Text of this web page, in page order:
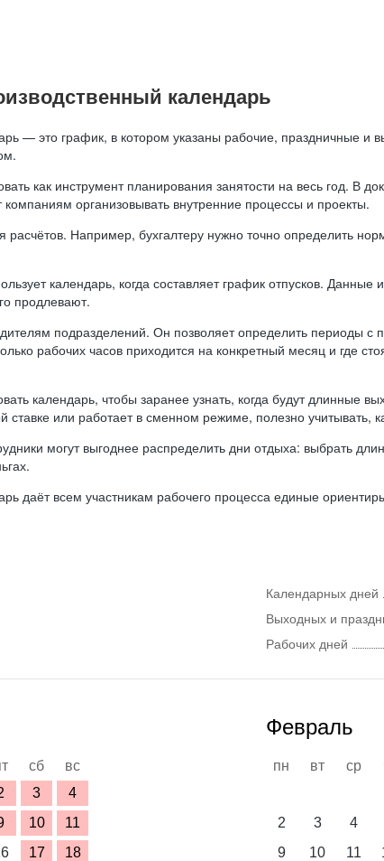
календарь
— это график, в котором указаны рабочие, праздничные и
как инструмент планирования занятости на весь год.
организовывать внутренние процессы и проекты.
расчётов. Например, бухгалтеру нужно точно определить
календарь, когда составляет график отпусков.
продлевают.
подразделений. Он позволяет определить периоды
рабочих часов приходится на конкретный месяц и
календарь, чтобы заранее узнать, когда будут длинные
ставке или работает в сменном режиме, полезно учитывать,
могут выгоднее распределить дни отдыха: выбрать
даёт всем участникам рабочего процесса единые
Календарных дней
Выходных и
Рабочих дней
сб
вс
3
4
10
11
17
18
Февраль
пн вт ср
2
3 4
9
10 11